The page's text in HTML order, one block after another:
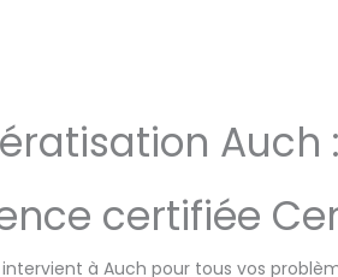
Auch
certifiée
intervient à Auch pour tous vos